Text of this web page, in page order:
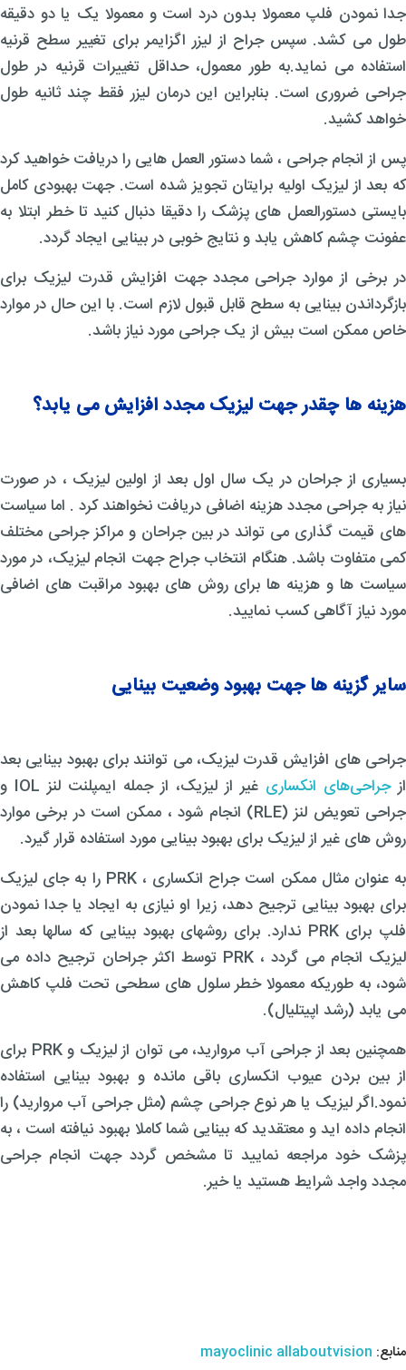
جدا نمودن فلپ معمولا بدون درد است و معمولا یک یا دو دقیقه
طول می کشد. سپس جراح از لیزر اگزایمر برای تغییر سطح قرنیه
استفاده می نماید.به طور معمول، حداقل تغییرات قرنیه در طول
جراحی ضروری است. بنابراین این درمان لیزر فقط چند ثانیه طول
خواهد کشید.
پس از انجام جراحی ، شما دستور العمل هایی را دریافت خواهید کرد
که بعد از لیزیک اولیه برایتان تجویز شده است. جهت بهبودی کامل
بایستی دستورالعمل های پزشک را دقیقا دنبال کنید تا خطر ابتلا به
عفونت چشم کاهش یابد و نتایج خوبی در بینایی ایجاد گردد.
در برخی از موارد جراحی مجدد جهت افزایش قدرت لیزیک برای
بازگرداندن بینایی به سطح قابل قبول لازم است. با این حال در موارد
خاص ممکن است بیش از یک جراحی مورد نیاز باشد.
هزینه ها چقدر جهت لیزیک مجدد افزایش می یابد؟
بسیاری از جراحان در یک سال اول بعد از اولین لیزیک ، در صورت
نیاز به جراحی مجدد هزینه اضافی دریافت نخواهند کرد . اما سیاست
های قیمت گذاری می تواند در بین جراحان و مراکز جراحی مختلف
کمی متفاوت باشد. هنگام انتخاب جراح جهت انجام لیزیک، در مورد
سیاست ها و هزینه ها برای روش های بهبود مراقبت های اضافی
مورد نیاز آگاهی کسب نمایید.
سایر گزینه ها جهت بهبود وضعیت بینایی
جراحی های افزایش قدرت لیزیک، می توانند برای بهبود بینایی بعد
ازجراحی‌های انکساری
غیر از لیزیک، از جمله ایمپلنت لنز IOL و
جراحی تعویض لنز (RLE) انجام شود ، ممکن است در برخی موارد
روش های غیر از لیزیک برای بهبود بینایی مورد استفاده قرار گیرد.
به عنوان مثال ممکن است جراح انکساری ، PRK را به جای لیزیک
برای بهبود بینایی ترجیح دهد، زیرا او نیازی به ایجاد یا جدا نمودن
فلپ برای PRK ندارد. برای روشهای بهبود بینایی که سالها بعد از
لیزیک انجام می گردد ، PRK توسط اکثر جراحان ترجیح داده می
شود، به طوریکه معمولا خطر سلول های سطحی تحت فلپ کاهش
می یابد (رشد اپیتلیال).
همچنین بعد از جراحی آب مروارید، می توان از لیزیک و PRK برای
از بین بردن عیوب انکساری باقی مانده و بهبود بینایی استفاده
نمود.اگر لیزیک یا هر نوع جراحی چشم (مثل جراحی آب مروارید) را
انجام داده اید و معتقدید که بینایی شما کاملا بهبود نیافته است ، به
پزشک خود مراجعه نمایید تا مشخص گردد جهت انجام جراحی
مجدد واجد شرایط هستید یا خیر.
منابع: mayoclinic allaboutvision